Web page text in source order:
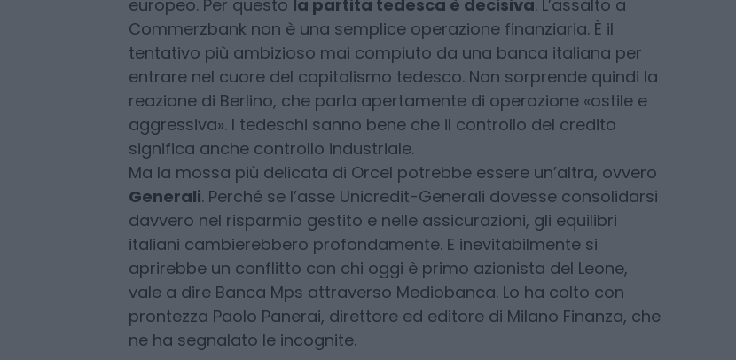
Intesa resta una potenza domestica con solide ramificazioni
europee. Unicredit punta invece a diventare un campione
continentale, con baricentro sempre meno italiano e sempre più
europeo. Per questola partita tedesca è decisiva. L’assalto a
Commerzbank non è una semplice operazione finanziaria. È il
tentativo più ambizioso mai compiuto da una banca italiana per
entrare nel cuore del capitalismo tedesco. Non sorprende quindi la
reazione di Berlino, che parla apertamente di operazione «ostile e
aggressiva». I tedeschi sanno bene che il controllo del credito
significa anche controllo industriale.
Ma la mossa più delicata di Orcel potrebbe essere un’altra, ovvero
Generali. Perché se l’asse Unicredit-Generali dovesse consolidarsi
davvero nel risparmio gestito e nelle assicurazioni, gli equilibri
italiani cambierebbero profondamente. E inevitabilmente si
aprirebbe un conflitto con chi oggi è primo azionista del Leone,